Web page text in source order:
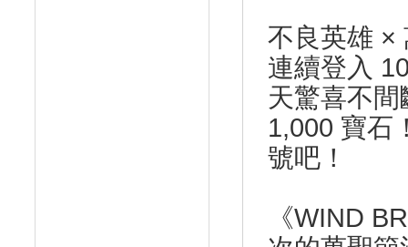
不良英雄 ×
連續登入
天驚喜不
1,000 寶石
號吧！
《WIND